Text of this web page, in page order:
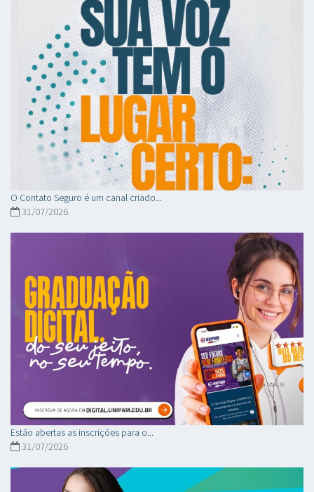
O Contato Seguro é um canal criado...
31/07/2026
Estão abertas as inscrições para o...
31/07/2026